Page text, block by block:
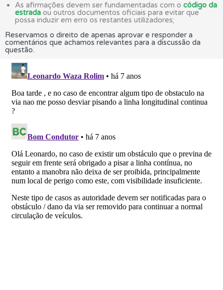
As afirmações devem ser fundamentadas com o código da
estrada ou outros documentos oficiais para evitar que
possa induzir em erro os restantes utilizadores;
Reservamos o direito de apenas aprovar e responder a
comentários que achamos relevantes para a discussão da
questão.